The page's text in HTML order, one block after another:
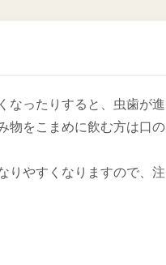
なったりすると、虫歯が進
物をこまめに飲む方は口の
りやすくなりますので、注